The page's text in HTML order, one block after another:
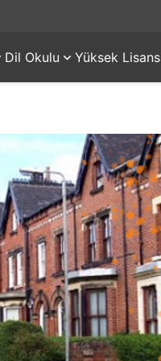
Dil Okulu Yüksek Lisans